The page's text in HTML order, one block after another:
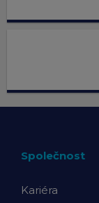
Společnost
Kariéra